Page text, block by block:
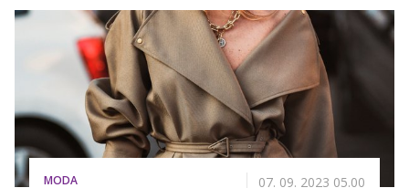
razkriva pestro paleto barvnih odtenkov, ki ponuja
ogromno navdiha za preobrazbe na različnih
področjih. Nasvete deli priznana nohtna stilistka
Tamara Cvelbar.
MODA 07. 09. 2023 05.00